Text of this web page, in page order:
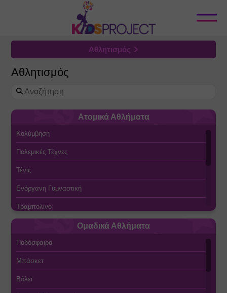
Κλείσιμο
Αθλητισμός
Ψυχαγωγία
Καταστήματα & E-shop
Βάπτιση
Αθλητισμός
Ατομικά Αθλήματα
Κολύμβηση
Πολεμικές Τέχνες
Τένις
Ενόργανη Γυμναστική
Τραμπολίνο
Ski - Snowboard
Στίβος
Ιππασία
Ομαδικά Αθλήματα
Ποδόσφαιρο
Μπάσκετ
Βόλεϊ